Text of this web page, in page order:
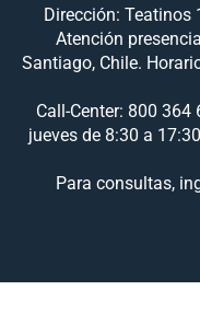
Dirección: Teatinos
Atención
Santiago, Chile.
Call-Center: 800
jueves de 8:30 a
Para consultas,